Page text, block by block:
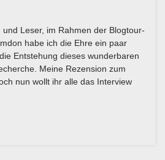
Leser, im Rahmen der Blogtour-
habe ich die Ehre ein paar
Entstehung dieses wunderbaren
Meine Rezension zum
nun wollt ihr alle das Interview